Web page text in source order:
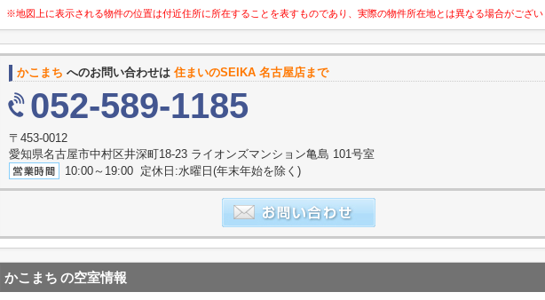
※地図上に表示される物件の位置は付近住所に所在することを表すものであり、実際の物件所在地とは異なる場合がござい
かこまち へのお問い合わせは 住まいのSEIKA 名古屋店まで
052-589-1185
〒453-0012
愛知県名古屋市中村区井深町18-23 ライオンズマンション亀島 101号室
10:00～19:00 定休日:水曜日(年末年始を除く)
かこまち の空室情報